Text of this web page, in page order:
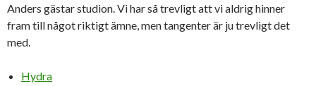
Anders gästar studion. Vi har så trevligt att vi aldrig hinner
fram till något riktigt ämne, men tangenter är ju trevligt det
med.
Hydra